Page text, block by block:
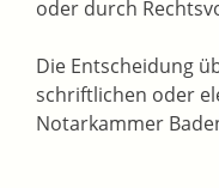
oder durch
Die Entscheidung
schriftlichen oder
Notarkammer